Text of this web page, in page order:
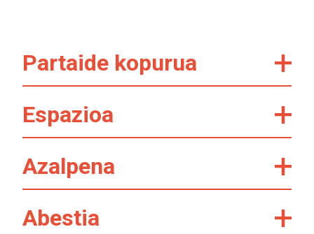
Partaide kopurua
Espazioa
Azalpena
Abestia